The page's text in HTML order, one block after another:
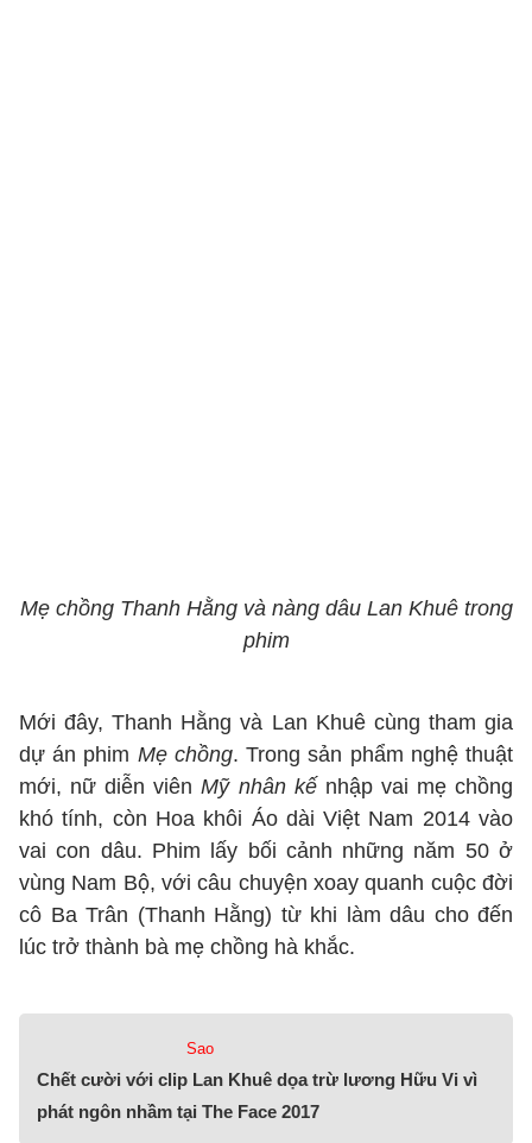
Mẹ chồng Thanh Hằng và nàng dâu Lan Khuê trong
phim
Mới đây, Thanh Hằng và Lan Khuê cùng tham gia
dự án phim Mẹ chồng. Trong sản phẩm nghệ thuật
mới, nữ diễn viênMỹ nhân kế nhập vai mẹ chồng
khó tính, còn Hoa khôi Áo dài Việt Nam 2014 vào
vai con dâu. Phim lấy bối cảnh những năm 50 ở
vùng Nam Bộ, với câu chuyện xoay quanh cuộc đời
cô Ba Trân (Thanh Hằng) từ khi làm dâu cho đến
lúc trở thành bà mẹ chồng hà khắc.
Sao
Chết cười với clip Lan Khuê dọa trừ lương Hữu Vi vì
phát ngôn nhầm tại The Face 2017